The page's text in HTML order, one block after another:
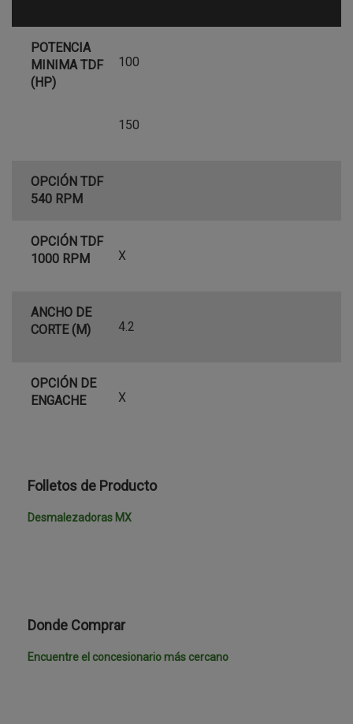
POTENCIA
MINIMA TDF
(HP)
100
150
OPCIÓN TDF
540 RPM
OPCIÓN TDF
1000 RPM
X
ANCHO DE
CORTE (M)
4.2
OPCIÓN DE
ENGACHE
X
Folletos de Producto
Desmalezadoras MX
Donde Comprar
Encuentre el concesionario más cercano